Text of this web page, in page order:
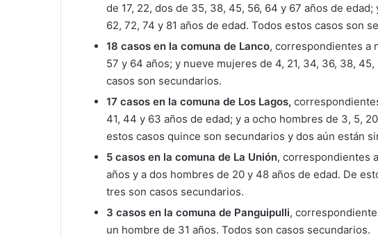
de 17, 22, dos de 35, 38, 45, 56, 64 y 67 años de edad;
62, 72, 74 y 81 años de edad. Todos estos casos son
18 casos en la comuna de Lanco, correspondientes a
57 y 64 años; y nueve mujeres de 4, 21, 34, 36, 38,
casos son secundarios.
17 casos en la comuna de Los Lagos,
41, 44 y 63 años de edad; y a ocho hombres de 3, 5,
estos casos quince son secundarios y dos aún están
5 casos en la comuna de La Unión, correspondientes
años y a dos hombres de 20 y 48 años de edad. De
tres son casos secundarios.
3 casos en la comuna de Panguipulli,
un hombre de 31 años. Todos son casos secundarios.